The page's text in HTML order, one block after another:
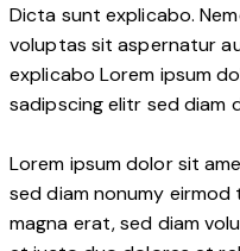
Dicta sunt explicabo.
voluptas sit aspernatur
explicabo Lorem ipsum
sadipscing elitr sed diam
Lorem ipsum dolor sit
sed diam nonumy
magna erat, sed diam